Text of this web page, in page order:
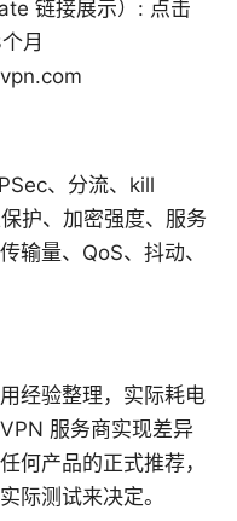
链接展示）: 点击
月
、分流、kill
护、加密强度、服务
输量、QoS、抖动、
经验整理，实际耗电
服务商实现差异
何产品的正式推荐，
际测试来决定。